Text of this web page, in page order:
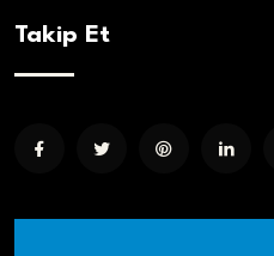
Takip Et